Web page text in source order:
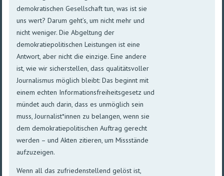
demokratischen Gesellschaft tun, was ist sie
uns wert? Darum geht’s, um nicht mehr und
nicht weniger. Die Abgeltung der
demokratiepolitischen Leistungen ist eine
Antwort, aber nicht die einzige. Eine andere
ist, wie wir sicherstellen, dass qualitätsvoller
Journalismus möglich bleibt: Das beginnt mit
einem echten Informationsfreiheitsgesetz und
mündet auch darin, dass es unmöglich sein
muss, Journalist*innen zu belangen, wenn sie
dem demokratiepolitischen Auftrag gerecht
werden – und Akten zitieren, um Missstände
aufzuzeigen.
Wenn all das zufriedenstellend gelöst ist,